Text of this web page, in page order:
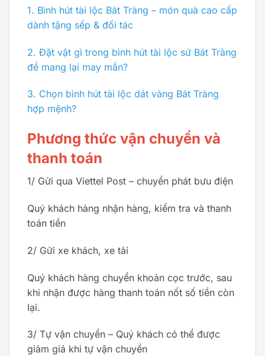
1. Bình hút tài lộc Bát Tràng – món quà cao cấp
dành tặng sếp & đối tác
2. Đặt vật gì trong bình hút tài lộc sứ Bát Tràng
để mang lại may mắn?
3. Chọn bình hút tài lộc dát vàng Bát Tràng
hợp mệnh?
Phương thức vận chuyển và
thanh toán
1/ Gửi qua Viettel Post – chuyển phát bưu điện
Quý khách hàng nhận hàng, kiểm tra và thanh
toán tiền
2/ Gửi xe khách, xe tải
Quý khách hàng chuyển khoản cọc trước, sau
khi nhận được hàng thanh toán nốt số tiền còn
lại.
3/ Tự vận chuyển – Quý khách có thể được
giảm giá khi tự vận chuyển